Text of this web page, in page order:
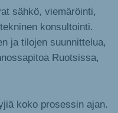
sähkö, viemäröinti,
konsultointi.
ja tilojen suunnittelua,
Ruotsissa,
koko prosessin ajan.